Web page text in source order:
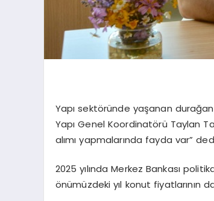
Yapı sektöründe yaşanan
Yapı Genel Koordinatörü Taylan
alımı yapmalarında fayda var”
2025 yılında Merkez Bankası
önümüzdeki yıl konut fiyatlarının